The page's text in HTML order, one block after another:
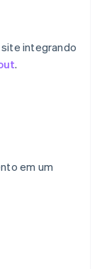
integrando
.
em um